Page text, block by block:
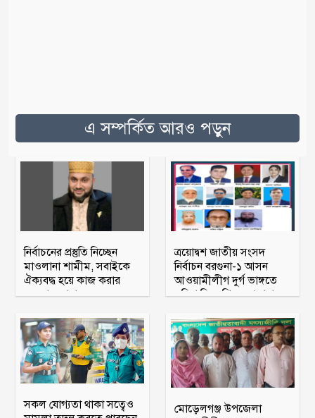
এ সম্পর্কিত আরও পড়ুন
নির্বাচনের প্রস্তুতি নিচ্ছেন
মাওলানা শামীম, সবাইকে
ঐক্যবদ্ধ হয়ে কাজ করার
অহব্বান জানান
ত্রয়োদ্বশ জাতীয় সংসদ
নির্বাচন বরগুনা-১ আসন
আওয়ামীলীগ দুর্গ ভাঙ্গতে
মরিয়া বিএনপি ও জামায়াত
সকল যোগ্যতা থাকা সত্বেও
মোড়েলগঞ্জ উপজেলা